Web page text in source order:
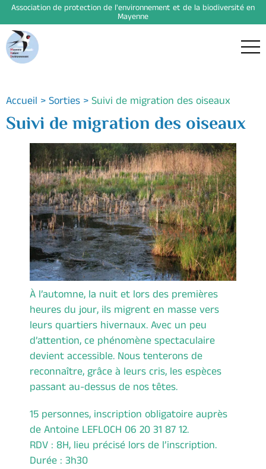
Association de protection de l'environnement et de la biodiversité en
Mayenne
Accueil >Sorties >Suivi de migration des oiseaux
Suivi de migration des oiseaux
À l’automne, la nuit et lors des premières
heures du jour, ils migrent en masse vers
leurs quartiers hivernaux. Avec un peu
d’attention, ce phénomène spectaculaire
devient accessible. Nous tenterons de
reconnaître, grâce à leurs cris, les espèces
passant au-dessus de nos têtes.
15 personnes, inscription obligatoire auprès
de Antoine LEFLOCH 06 20 31 87 12.
RDV : 8H, lieu précisé lors de l’inscription.
Durée : 3h30